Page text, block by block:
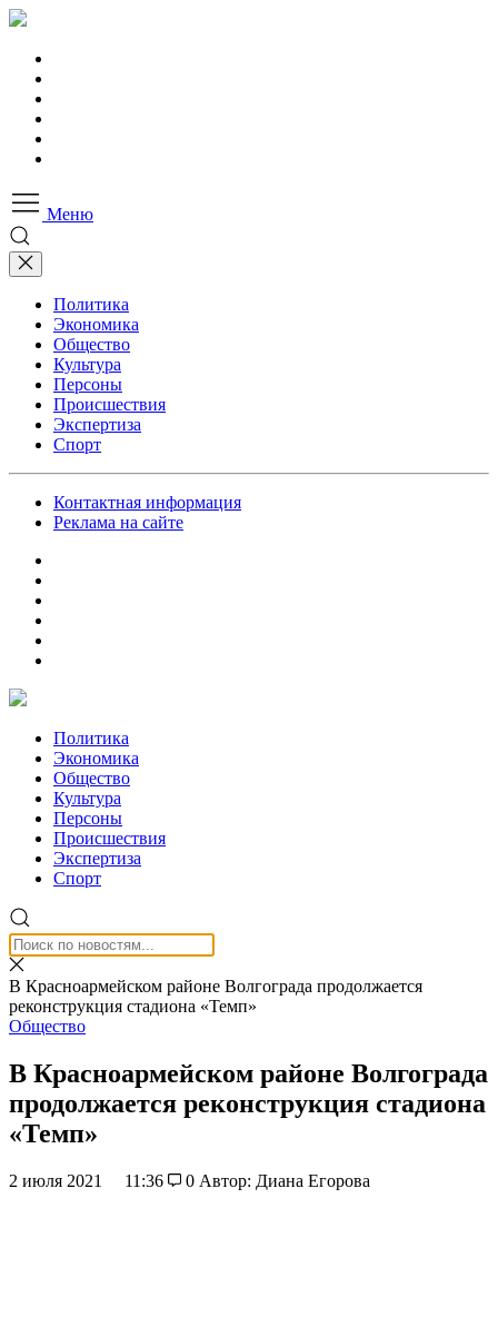
Меню
Политика
Экономика
Общество
Культура
Персоны
Происшествия
Экспертиза
Спорт
Контактная информация
Реклама на сайте
Политика
Экономика
Общество
Культура
Персоны
Происшествия
Экспертиза
Спорт
В Красноармейском районе Волгограда продолжается
реконструкция стадиона «Темп»
Общество
В Красноармейском районе Волгограда
продолжается реконструкция стадиона
«Темп»
2 июля 2021 11:36 0 Автор: Диана Егорова